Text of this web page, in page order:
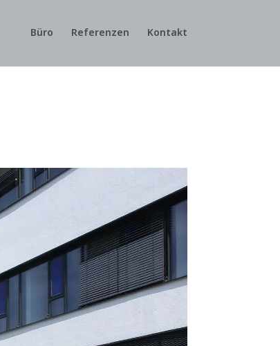
Büro Referenzen Kontakt